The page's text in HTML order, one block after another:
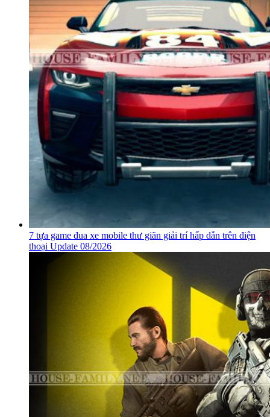
7 tựa game đua xe mobile thư giãn giải trí hấp dẫn trên điện
thoại Update 08/2026